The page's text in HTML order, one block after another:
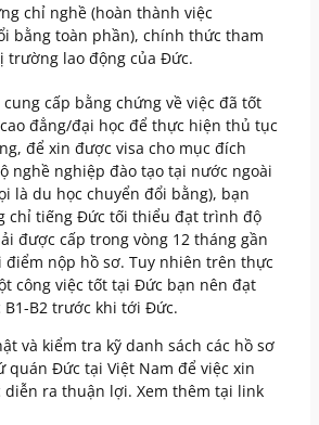
chỉ nghề (hoàn thành việc
bằng toàn phần), chính thức tham
trường lao động của Đức.
cung cấp bằng chứng về việc đã tốt
đẳng/đại học để thực hiện thủ tục
để xin được visa cho mục đích
nghề nghiệp đào tạo tại nước ngoài
là du học chuyển đổi bằng), bạn
chỉ tiếng Đức tối thiểu đạt trình độ
được cấp trong vòng 12 tháng gần
nộp hồ sơ. Tuy nhiên trên thực
công việc tốt tại Đức bạn nên đạt
B2 trước khi tới Đức.
và kiểm tra kỹ danh sách các hồ sơ
quán Đức tại Việt Nam để việc xin
diễn ra thuận lợi. Xem thêm tại link